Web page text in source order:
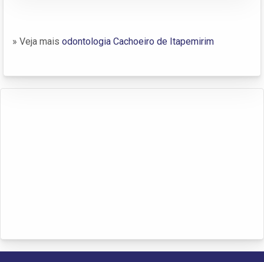
» Veja mais odontologia Cachoeiro de Itapemirim